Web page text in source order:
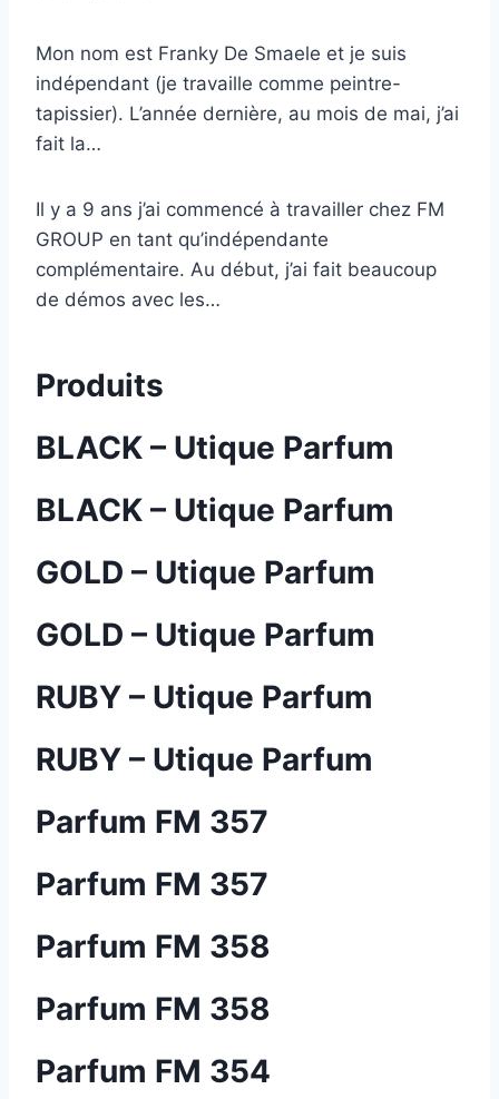
Mon nom est Franky De Smaele et je suis
indépendant (je travaille comme peintre-
tapissier). L’année dernière, au mois de mai, j’ai
fait la…
Il y a 9 ans j’ai commencé à travailler chez FM
GROUP en tant qu’indépendante
complémentaire. Au début, j’ai fait beaucoup
de démos avec les…
Produits
BLACK – Utique Parfum
BLACK – Utique Parfum
GOLD – Utique Parfum
GOLD – Utique Parfum
RUBY – Utique Parfum
RUBY – Utique Parfum
Parfum FM 357
Parfum FM 357
Parfum FM 358
Parfum FM 358
Parfum FM 354